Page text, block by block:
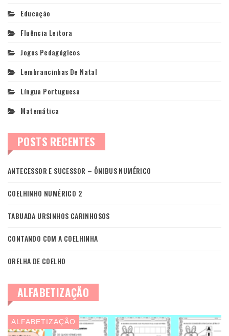
Educação
Fluência Leitora
Jogos Pedagógicos
Lembrancinhas De Natal
Língua Portuguesa
Matemática
POSTS RECENTES
ANTECESSOR E SUCESSOR – ÔNIBUS NUMÉRICO
COELHINHO NUMÉRICO 2
TABUADA URSINHOS CARINHOSOS
CONTANDO COM A COELHINHA
ORELHA DE COELHO
ALFABETIZAÇÃO
ALFABETIZAÇÃO